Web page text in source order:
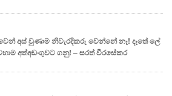
අස් වුණාම නිවැරදිකරු වෙන්නේ නෑ! දෑතේ ලේ
අත්අඩංගුවට ගනු! – සරත් වීරසේකර